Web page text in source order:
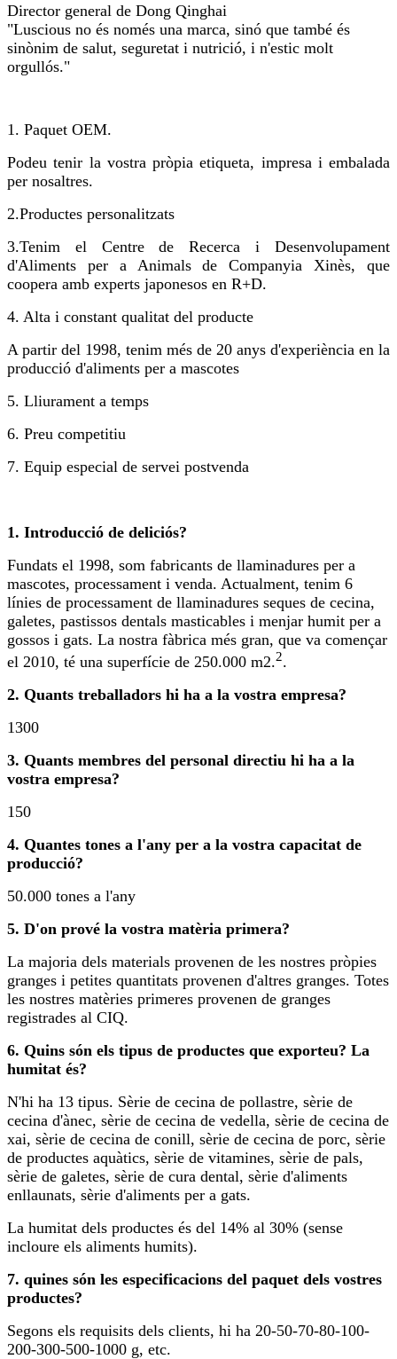
Director general de Dong Qinghai
"Luscious no és només una marca, sinó que també és
sinònim de salut, seguretat i nutrició, i n'estic molt
orgullós."
1. Paquet OEM.
Podeu tenir la vostra pròpia etiqueta, impresa i embalada
per nosaltres.
2.Productes personalitzats
3.Tenim el Centre de Recerca i Desenvolupament
d'Aliments per a Animals de Companyia Xinès, que
coopera amb experts japonesos en R+D.
4. Alta i constant qualitat del producte
A partir del 1998, tenim més de 20 anys d'experiència en la
producció d'aliments per a mascotes
5. Lliurament a temps
6. Preu competitiu
7. Equip especial de servei postvenda
1. Introducció de deliciós?
Fundats el 1998, som fabricants de llaminadures per a
mascotes, processament i venda. Actualment, tenim 6
línies de processament de llaminadures seques de cecina,
galetes, pastissos dentals masticables i menjar humit per a
gossos i gats. La nostra fàbrica més gran, que va començar
el 2010, té una superfície de 250.000 m2.2.
2. Quants treballadors hi ha a la vostra empresa?
1300
3. Quants membres del personal directiu hi ha a la
vostra empresa?
150
4. Quantes tones a l'any per a la vostra capacitat de
producció?
50.000 tones a l'any
5. D'on prové la vostra matèria primera?
La majoria dels materials provenen de les nostres pròpies
granges i petites quantitats provenen d'altres granges. Totes
les nostres matèries primeres provenen de granges
registrades al CIQ.
6. Quins són els tipus de productes que exporteu? La
humitat és?
N'hi ha 13 tipus. Sèrie de cecina de pollastre, sèrie de
cecina d'ànec, sèrie de cecina de vedella, sèrie de cecina de
xai, sèrie de cecina de conill, sèrie de cecina de porc, sèrie
de productes aquàtics, sèrie de vitamines, sèrie de pals,
sèrie de galetes, sèrie de cura dental, sèrie d'aliments
enllaunats, sèrie d'aliments per a gats.
La humitat dels productes és del 14% al 30% (sense
incloure els aliments humits).
7. quines són les especificacions del paquet dels vostres
productes?
Segons els requisits dels clients, hi ha 20-50-70-80-100-
200-300-500-1000 g, etc.